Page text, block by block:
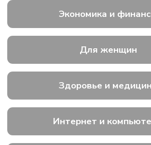
Экономика и
Для женщин
Здоровье и
Интернет и